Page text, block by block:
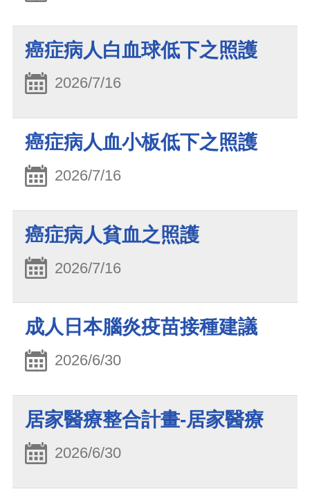
癌症病人白血球低下之照護
2026/7/16
癌症病人血小板低下之照護
2026/7/16
癌症病人貧血之照護
2026/7/16
成人日本腦炎疫苗接種建議
2026/6/30
居家醫療整合計畫-居家醫療
2026/6/30